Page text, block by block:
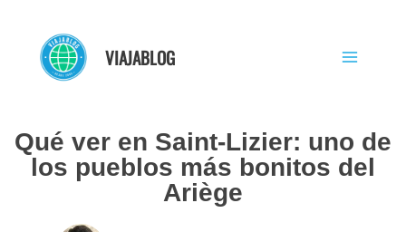
contenido
VIAJABLOG
Qué ver en Saint-Lizier: uno de
los pueblos más bonitos del
Ariège